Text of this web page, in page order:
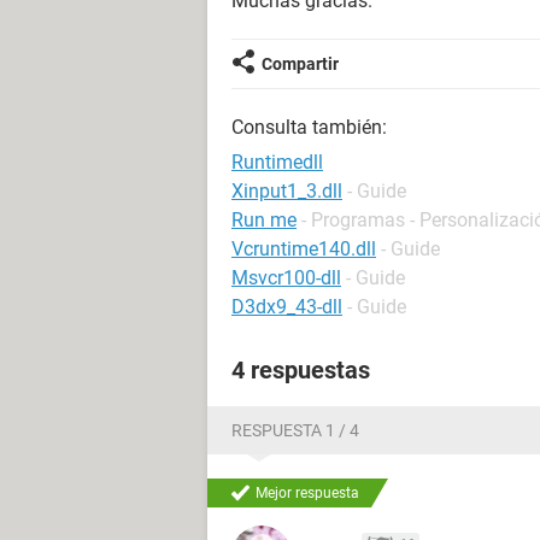
Compartir
Consulta también:
Runtimedll
Xinput1_3.dll
- Guide
Run me - Programas -
Vcruntime140.dll
- Guide
Msvcr100-dll
- Guide
D3dx9_43-dll
- Guide
4 respuestas
RESPUESTA 1 / 4
Mejor respuesta